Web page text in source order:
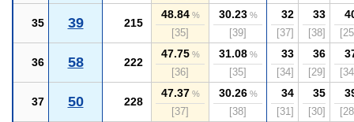
35 39 215
48.84%
[35]
30.23%
[39]
32
[37]
33
[38]
36 58 222
47.75%
[36]
31.08%
[35]
33
[34]
36
[29]
37 50 228
47.37%
[37]
30.26%
[38]
34
[31]
35
[30]